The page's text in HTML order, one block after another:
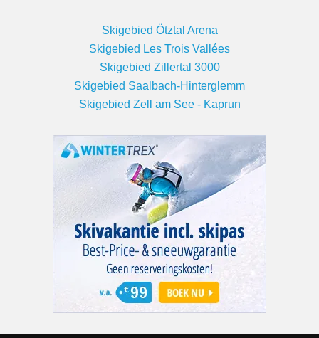
Skigebied Ötztal Arena
Skigebied Les Trois Vallées
Skigebied Zillertal 3000
Skigebied Saalbach-Hinterglemm
Skigebied Zell am See - Kaprun